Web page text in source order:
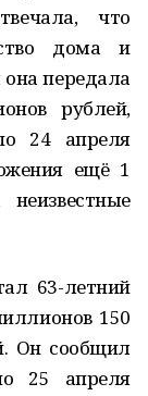
что
дома и
она передала
рублей,
24 апреля
ещё 1
63-летний
150
Он сообщил
25 апреля